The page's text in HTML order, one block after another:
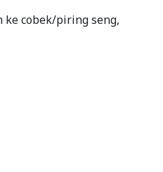
ke cobek/piring seng,